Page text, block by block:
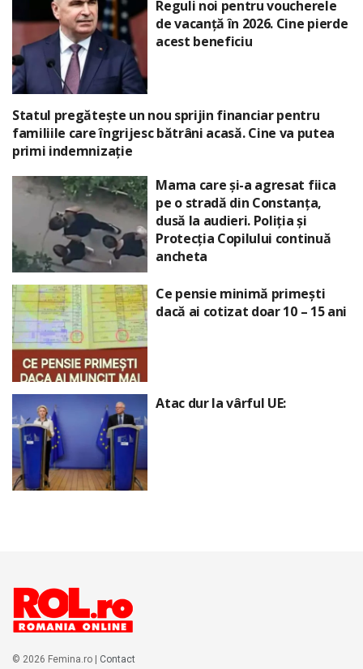
Reguli noi pentru voucherele
de vacanță în 2026. Cine pierde
acest beneficiu
Statul pregătește un nou sprijin financiar pentru
familiile care îngrijesc bătrâni acasă. Cine va putea
primi indemnizație
Mama care și-a agresat fiica
pe o stradă din Constanța,
dusă la audieri. Poliția și
Protecția Copilului continuă
ancheta
Ce pensie minimă primești
dacă ai cotizat doar 10 – 15 ani
Atac dur la vârful UE:
© 2026 Femina.ro | Contact